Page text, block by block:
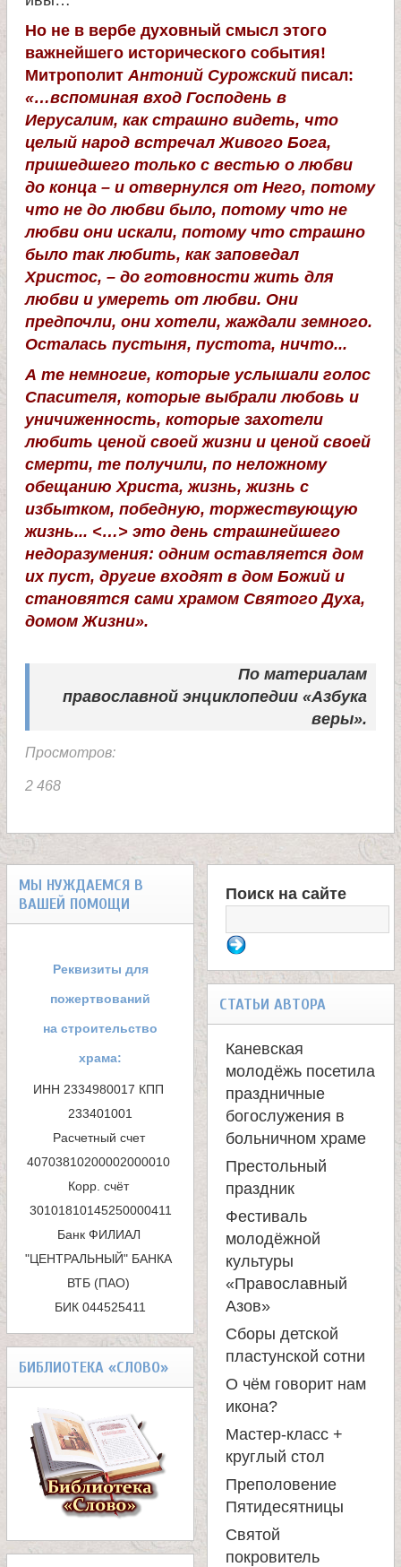
н
и
ц
ы
К
а
н
в
к
о
й
Но не в вербе духовный смысл этого
важнейшего исторического события!
Митрополит Антоний Сурожский писал:
«…вспоминая вход Господень в
Иерусалим, как страшно видеть, что
целый народ встречал Живого Бога,
пришедшего только с вестью о любви
до конца – и отвернулся от Него, потому
что не до любви было, потому что не
любви они искали, потому что страшно
было так любить, как заповедал
Христос, – до готовности жить для
любви и умереть от любви. Они
предпочли, они хотели, жаждали земного.
Осталась пустыня, пустота, ничто...
А те немногие, которые услышали голос
Спасителя, которые выбрали любовь и
уничиженность, которые захотели
любить ценой своей жизни и ценой своей
смерти, те получили, по неложному
обещанию Христа, жизнь, жизнь с
избытком, победную, торжествующую
жизнь... <…> это день страшнейшего
недоразумения: одним оставляется дом
их пуст, другие входят в дом Божий и
становятся сами храмом Святого Духа,
домом Жизни».
По материалам
православной энциклопедии «Азбука
веры».
Просмотров:
2 468
МЫ НУЖДАЕМСЯ В
ВАШЕЙ ПОМОЩИ
Реквизиты для
пожертвований
на строительство
храма:
ИНН 2334980017 КПП
233401001
Расчетный счет
40703810200002000010
Корр. счёт
Банк ФИЛИАЛ
"ЦЕНТРАЛЬНЫЙ" БАНКА
ВТБ (ПАО)
БИК 044525411
БИБЛИОТЕКА «СЛОВО»
Ф
о
р
м
а
п
о
и
с
к
а
Поиск на сайте
СТАТЬИ АВТОРА
Каневская
молодёжь посетила
праздничные
богослужения в
больничном храме
Престольный
праздник
Фестиваль
молодёжной
культуры
«Православный
Азов»
Сборы детской
пластунской сотни
О чём говорит нам
икона?
Мастер-класс +
круглый стол
Преполовение
Пятидесятницы
Святой
покровитель